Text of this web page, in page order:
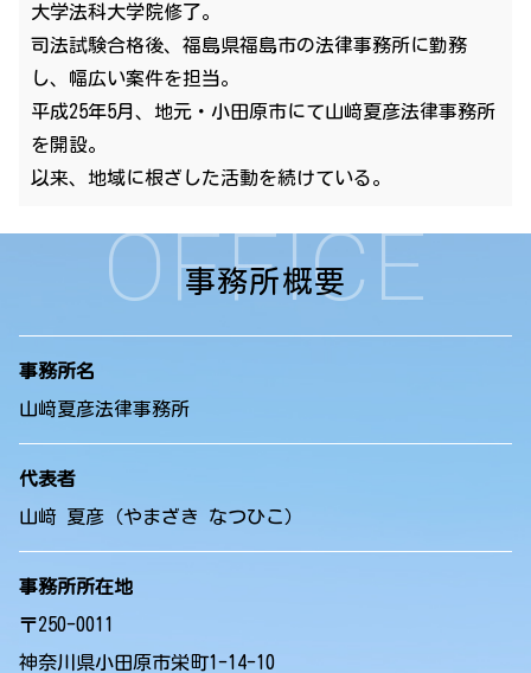
大学法科大学院修了。
司法試験合格後、福島県福島市の法律事務所に勤務
し、幅広い案件を担当。
平成25年5月、地元・小田原市にて山﨑夏彦法律事務所
を開設。
以来、地域に根ざした活動を続けている。
OFFICE
事務所概要
事務所名
山﨑夏彦法律事務所
代表者
山﨑 夏彦（やまざき なつひこ）
事務所所在地
〒250-0011
神奈川県小田原市栄町1-14-10